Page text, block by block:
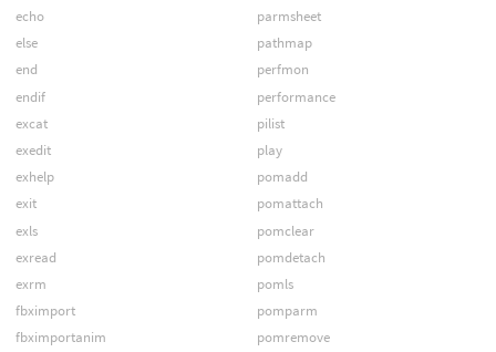
echo
else
end
endif
excat
exedit
exhelp
exit
exls
exread
exrm
fbximport
fbximportanim
parmsheet
pathmap
perfmon
performance
pilist
play
pomadd
pomattach
pomclear
pomdetach
pomls
pomparm
pomremove